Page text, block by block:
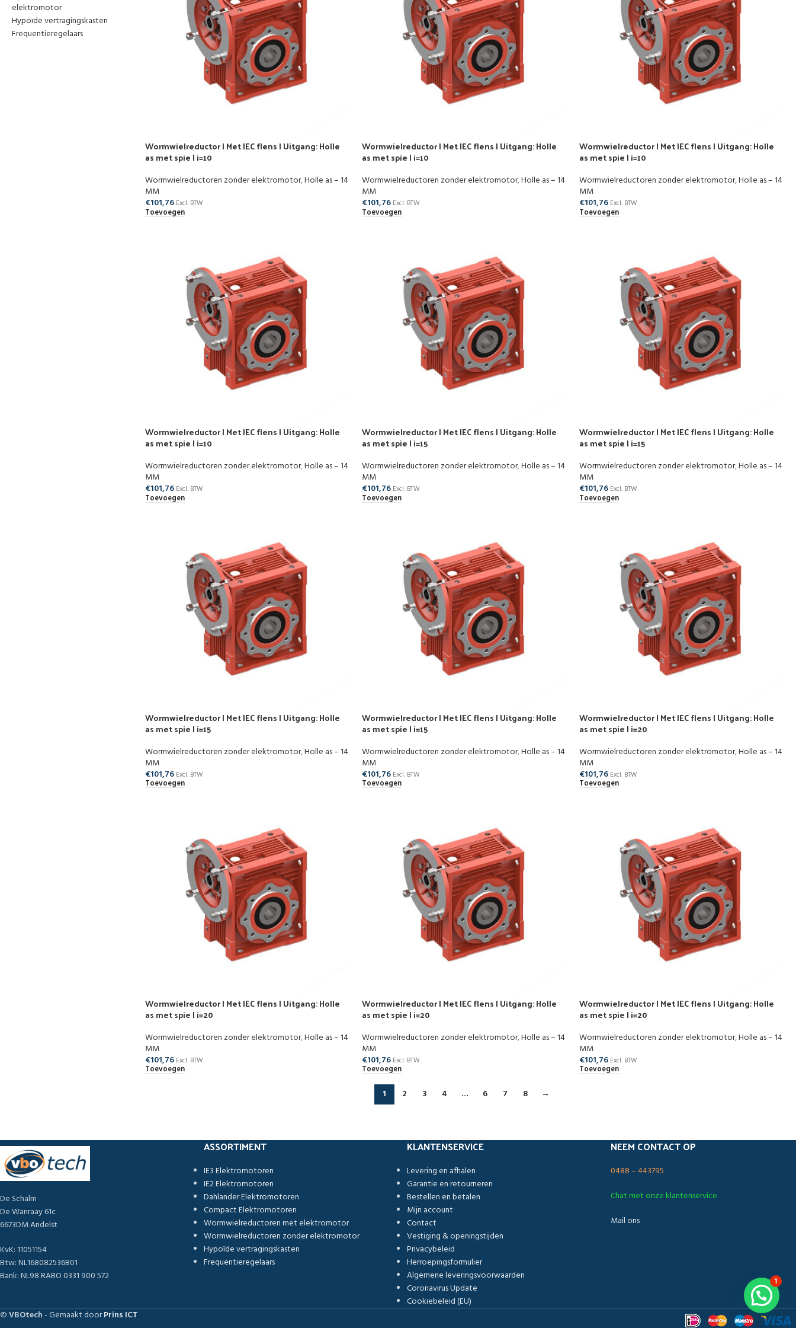
elektromotor
Hypoïde vertragingskasten
Frequentieregelaars
Wormwielreductor | Met IEC flens | Uitgang: Holle
as met spie | i=10
Wormwielreductoren zonder elektromotor,Holle as – 14
MM
€101,76 Excl. BTW
Toevoegen
Wormwielreductor | Met IEC flens | Uitgang: Holle
as met spie | i=10
Wormwielreductoren zonder elektromotor,Holle as – 14
MM
€101,76 Excl. BTW
Toevoegen
Wormwielreductor | Met IEC flens | Uitgang: Holle
as met spie | i=10
Wormwielreductoren zonder elektromotor,Holle as – 14
MM
€101,76 Excl. BTW
Toevoegen
Wormwielreductor | Met IEC flens | Uitgang: Holle
as met spie | i=10
Wormwielreductoren zonder elektromotor,Holle as – 14
MM
€101,76 Excl. BTW
Toevoegen
Wormwielreductor | Met IEC flens | Uitgang: Holle
as met spie | i=15
Wormwielreductoren zonder elektromotor,Holle as – 14
MM
€101,76 Excl. BTW
Toevoegen
Wormwielreductor | Met IEC flens | Uitgang: Holle
as met spie | i=15
Wormwielreductoren zonder elektromotor,Holle as – 14
MM
€101,76 Excl. BTW
Toevoegen
Wormwielreductor | Met IEC flens | Uitgang: Holle
as met spie | i=15
Wormwielreductoren zonder elektromotor,Holle as – 14
MM
€101,76 Excl. BTW
Toevoegen
Wormwielreductor | Met IEC flens | Uitgang: Holle
as met spie | i=15
Wormwielreductoren zonder elektromotor,Holle as – 14
MM
€101,76 Excl. BTW
Toevoegen
Wormwielreductor | Met IEC flens | Uitgang: Holle
as met spie | i=20
Wormwielreductoren zonder elektromotor,Holle as – 14
MM
€101,76 Excl. BTW
Toevoegen
Wormwielreductor | Met IEC flens | Uitgang: Holle
as met spie | i=20
Wormwielreductoren zonder elektromotor,Holle as – 14
MM
€101,76 Excl. BTW
Toevoegen
Wormwielreductor | Met IEC flens | Uitgang: Holle
as met spie | i=20
Wormwielreductoren zonder elektromotor,Holle as – 14
MM
€101,76 Excl. BTW
Toevoegen
Wormwielreductor | Met IEC flens | Uitgang: Holle
as met spie | i=20
Wormwielreductoren zonder elektromotor,Holle as – 14
MM
€101,76 Excl. BTW
Toevoegen
1 2 3 4 … 6 7 8 →
De Schalm
De Wanraay 61c
6673DM Andelst
KvK: 11051154
Btw: NL168082536B01
Bank: NL98 RABO 0331 900 572
ASSORTIMENT
IE3 Elektromotoren
IE2 Elektromotoren
Dahlander Elektromotoren
Compact Elektromotoren
Wormwielreductoren met elektromotor
Wormwielreductoren zonder elektromotor
Hypoïde vertragingskasten
Frequentieregelaars
KLANTENSERVICE
Levering en afhalen
Garantie en retourneren
Bestellen en betalen
Mijn account
Contact
Vestiging & openingstijden
Privacybeleid
Herroepingsformulier
Algemene leveringsvoorwaarden
Coronavirus Update
Cookiebeleid (EU)
NEEM CONTACT OP
0488 – 443795
Chat met onze klantenservice
Mail ons
©VBOtech- Gemaakt doorPrins ICT
1